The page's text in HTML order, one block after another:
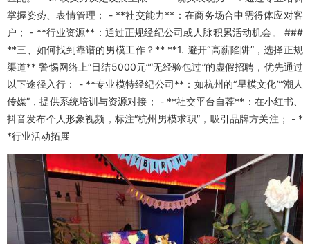
掌握姿势、表情管理； - **社交能力**：在商务场合中需得体应对客
户； - **行业资源**：通过正规经纪公司或人脉积累活动机会。 ###
**三、如何找到靠谱的男模工作？** **1. 避开“高薪陷阱”，选择正规
渠道** 警惕网络上“日结5000元”“无经验包过”的虚假招聘，优先通过
以下途径入行： - **专业模特经纪公司**：如杭州的“星模文化”“潮人
传媒”，提供系统培训与资源对接； - **社交平台自荐**：在小红书、
抖音发布个人形象视频，标注“杭州男模求职”，吸引品牌方关注； - *
*行业活动拓展